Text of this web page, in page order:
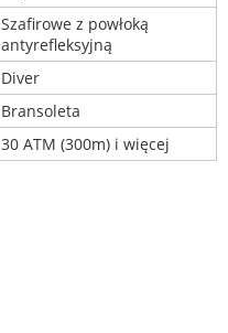
Szafirowe z powłoką
antyrefleksyjną
Diver
Bransoleta
30 ATM (300m) i więcej